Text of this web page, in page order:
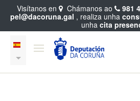
Visítanos en Chámanos ao 981
pel@dacoruna.gal , realiza unha
unha cita